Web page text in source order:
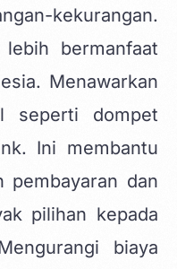
kekurangan.
bermanfaat
Menawarkan
seperti dompet
Ini membantu
pembayaran dan
pilihan kepada
biaya